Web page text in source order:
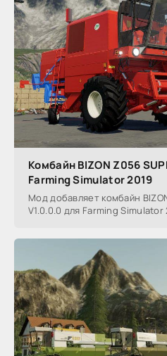
Комбайн BIZON Z056
Farming Simulator 2019
Мод добавляет комбайн
V1.0.0.0 для Farming Simulator